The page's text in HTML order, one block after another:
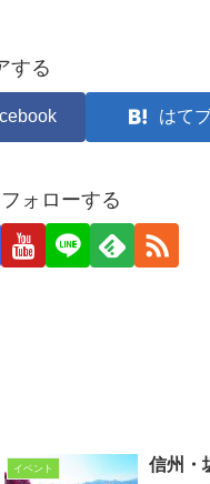
する
はて
ォローする
イベント
信州・